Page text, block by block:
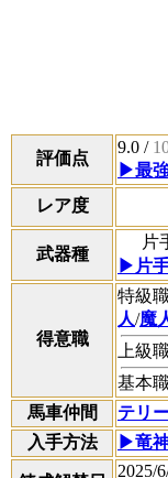
評価点
9.0 /
▶最
レア度
武器種
片
▶片
得意職
特級職
人/魔
上級
基本職
馬車仲間
テリ
入手方法
▶竜
2025/